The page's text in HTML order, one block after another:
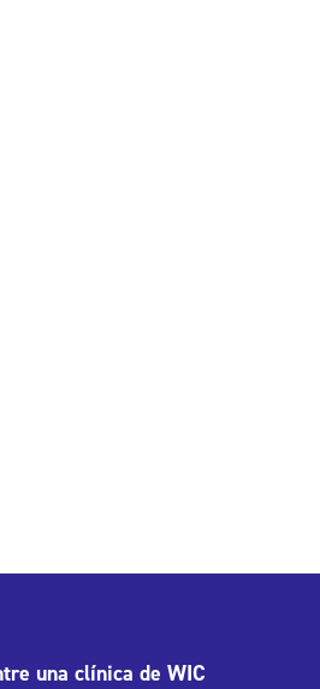
una clínica de WIC